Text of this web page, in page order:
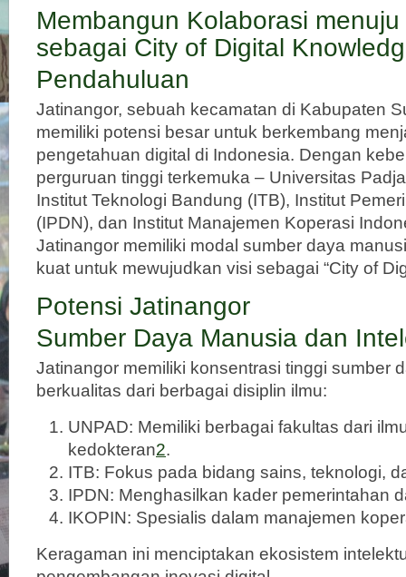
Membangun Kolaborasi
sebagai City of Digital
Pendahuluan
Jatinangor, sebuah kecamatan di Kabupaten
memiliki potensi besar untuk berkembang
pengetahuan digital di Indonesia. Dengan
perguruan tinggi terkemuka – Universitas
Institut Teknologi Bandung (ITB), Institut
(IPDN), dan Institut Manajemen Koperasi
Jatinangor memiliki modal sumber daya
kuat untuk mewujudkan visi sebagai “City of
Potensi Jatinangor
Sumber Daya Manusia dan
Jatinangor memiliki konsentrasi tinggi sumber
berkualitas dari berbagai disiplin ilmu:
UNPAD: Memiliki berbagai fakultas dari
kedokteran2.
ITB: Fokus pada bidang sains, teknologi,
IPDN: Menghasilkan kader pemerintahan
IKOPIN: Spesialis dalam manajemen
Keragaman ini menciptakan ekosistem